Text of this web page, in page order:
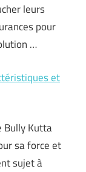
leurs
pour
…
et
Bully Kutta
sa force et
sujet à